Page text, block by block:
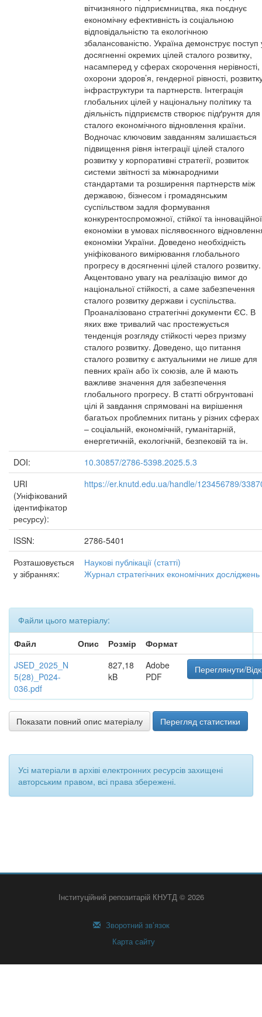
вітчизняного підприємництва, яка поєднує
економічну ефективність із соціальною
відповідальністю та екологічною
збалансованістю. Україна демонструє поступ
досягненні окремих цілей сталого розвитку,
насамперед у сферах скорочення нерівності,
охорони здоров’я, гендерної рівності,
інфраструктури та партнерств. Інтеграція
глобальних цілей у національну політику та
діяльність підприємств створює підґрунтя для
сталого економічного відновлення країни.
Водночас ключовим завданням залишається
підвищення рівня інтеграції цілей сталого
розвитку у корпоративні стратегії, розвиток
системи звітності за міжнародними
стандартами та розширення партнерств між
державою, бізнесом і громадянським
суспільством задля формування
конкурентоспроможної, стійкої та інноваційної
економіки в умовах післявоєнного
економіки України. Доведено необхідність
уніфікованого вимірювання глобального
прогресу в досягненні цілей сталого розвитку.
Акцентовано увагу на реалізацію вимог до
національної стійкості, а саме забезпечення
сталого розвитку держави і суспільства.
Проаналізовано стратегічні документи ЄС. В
яких вже тривалий час простежується
тенденція розгляду стійкості через призму
сталого розвитку. Доведено, що питання
сталого розвитку є актуальними не лише для
певних країн або їх союзів, але й мають
важливе значення для забезпечення
глобального прогресу. В статті обгрунтовані
цілі й завдання спрямовані на вирішення
багатьох проблемних питань у різних сферах
– соціальній, економічній, гуманітарній,
енергетичній, екологічній, безпековій та ін.
DOI:
10.30857/2786-5398.2025.5.3
URI
(Уніфікований
ідентифікатор
ресурсу):
https://er.knutd.edu.ua/handle/123456789/
ISSN:
2786-5401
Розташовується
у зібраннях:
Наукові публікації (статті)
Журнал стратегічних економічних досліджень
Файли цього матеріалу:
Файл
Опис Розмір
Формат
JSED_2025_N
5(28)_P024-
036.pdf
827,18
kB
Adobe
PDF
Переглянути/
Показати повний опис матеріалу Перегляд статистики
Усі матеріали в архіві електронних ресурсів захищені
авторським правом, всі права збережені.
Інституційний репозитарій КНУТД © 2026
Зворотний зв’язок
Карта сайту